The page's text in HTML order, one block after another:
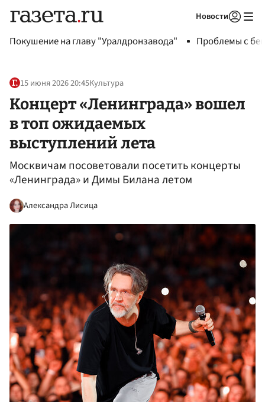
Новости
Покушение на главу "Уралдронзавода" Проблемы с
15 июня 2026 20:45Культура
Концерт «Ленинграда» вошел
в топ ожидаемых
выступлений лета
Москвичам посоветовали посетить концерты
«Ленинграда» и Димы Билана летом
Александра Лисица